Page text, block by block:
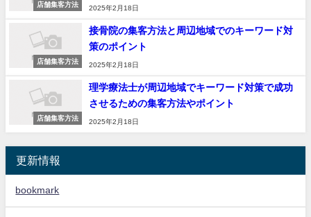
店舗集客方法
2025年2月18日
店舗集客方法
接骨院の集客方法と周辺地域でのキーワード対
策のポイント
2025年2月18日
店舗集客方法
理学療法士が周辺地域でキーワード対策で成功
させるための集客方法やポイント
2025年2月18日
更新情報
bookmark